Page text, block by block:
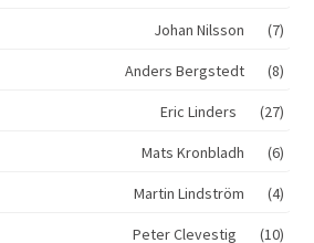
Johan Nilsson (7)
Anders Bergstedt (8)
Eric Linders (27)
Mats Kronbladh (6)
Martin Lindström (4)
Peter Clevestig (10)